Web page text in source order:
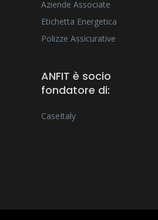
Aziende Associate
Etichetta Energetica
Polizze Assicurative
ANFIT è socio
fondatore di:
CaseItaly